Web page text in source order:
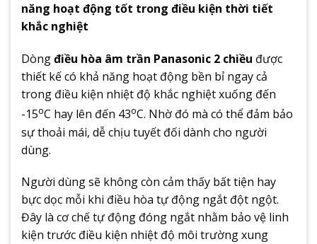
năng hoạt động tốt trong điều kiện thời tiết
khắc nghiệt
Dòngđiều hòa âm trần Panasonic 2 chiều được
thiết kế có khả năng hoạt động bền bỉ ngay cả
trong điều kiện nhiệt độ khắc nghiệt xuống đến
-15oC hay lên đến 43oC. Nhờ đó mà có thể đảm bảo
sự thoải mái, dễ chịu tuyết đối dành cho người
dùng.
Người dùng sẽ không còn cảm thấy bất tiện hay
bực dọc mỗi khi điều hòa tự động ngắt đột ngột.
Đây là cơ chế tự động đóng ngắt nhằm bảo vệ linh
kiện trước điều kiện nhiệt độ môi trường xung